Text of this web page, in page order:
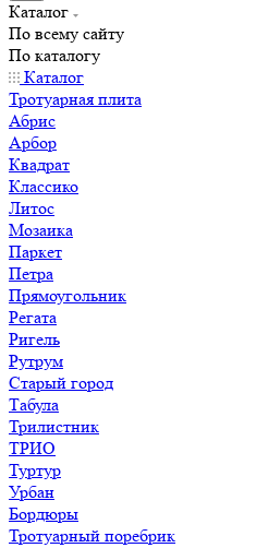
Каталог
По всему сайту
По каталогу
Каталог
Тротуарная плита
Абрис
Арбор
Квадрат
Классико
Литос
Мозаика
Паркет
Петра
Прямоугольник
Регата
Ригель
Рутрум
Старый город
Табула
Трилистник
ТРИО
Туртур
Урбан
Бордюры
Тротуарный поребрик